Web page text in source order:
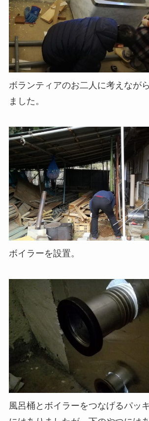
ボランティアのお二人に考えなが
ました。
ボイラーを設置。
風呂桶とボイラーをつなげるパッ